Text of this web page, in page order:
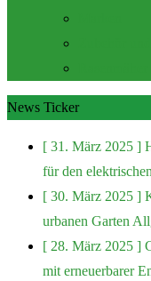
News Ticker
[ 31. März 2025 ]
für den
[ 30. März 2025 ]
urbanen Garten
[ 28. März 2025 ]
mit erneuerbarer